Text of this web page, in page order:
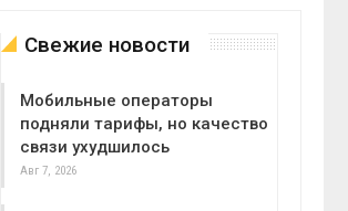
Свежие новости
Мобильные операторы
подняли тарифы, но качество
связи ухудшилось
Авг 7, 2026